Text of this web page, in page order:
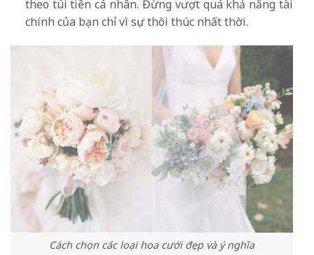
theo túi tiền cá nhân. Đừng vượt quá khả năng tài
chính của bạn chỉ vì sự thôi thúc nhất thời.
Cách chọn các loại hoa cưới đẹp và ý nghĩa